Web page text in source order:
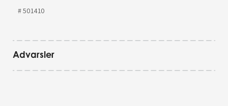
# 501410
Advarsler